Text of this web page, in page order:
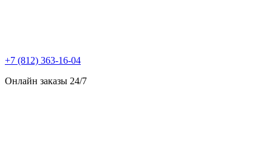
+7 (812) 363-16-04
Онлайн заказы 24/7